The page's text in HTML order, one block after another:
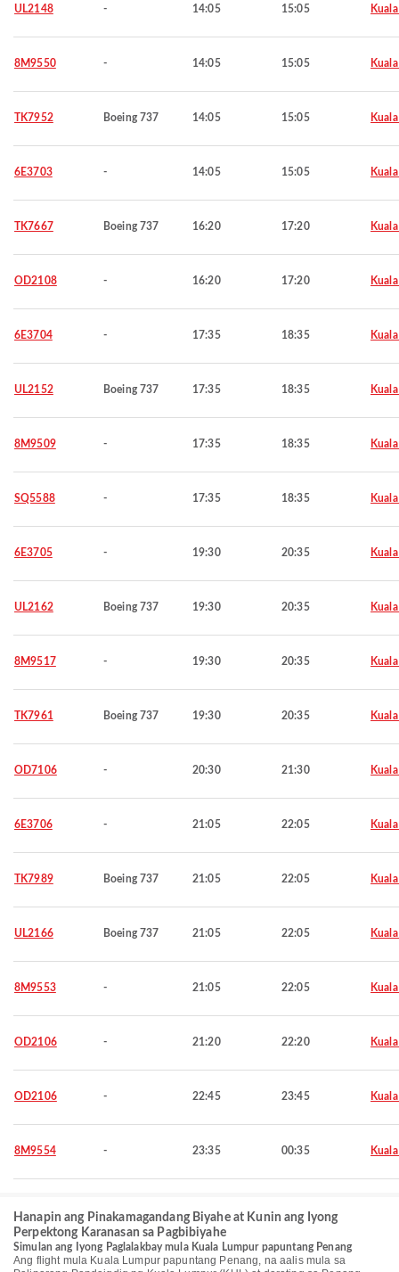
UL2148 - 14:05 15:05
8M9550 - 14:05 15:05
TK7952 Boeing 737 14:05 15:05
6E3703 - 14:05 15:05
TK7667 Boeing 737 16:20 17:20
OD2108 - 16:20 17:20
6E3704 - 17:35 18:35
UL2152 Boeing 737 17:35 18:35
8M9509 - 17:35 18:35
SQ5588 - 17:35 18:35
6E3705 - 19:30 20:35
UL2162 Boeing 737 19:30 20:35
8M9517 - 19:30 20:35
TK7961 Boeing 737 19:30 20:35
OD7106 - 20:30 21:30
6E3706 - 21:05 22:05
TK7989 Boeing 737 21:05 22:05
UL2166 Boeing 737 21:05 22:05
8M9553 - 21:05 22:05
OD2106 - 21:20 22:20
OD2106 - 22:45 23:45
8M9554 - 23:35 00:35
Hanapin ang Pinakamagandang Biyahe at Kunin ang Iyong
Perpektong Karanasan sa Pagbibiyahe
Simulan ang Iyong Paglalakbay mula Kuala Lumpur papuntang Penang
Ang flight mula Kuala Lumpur papuntang Penang, na aalis mula sa